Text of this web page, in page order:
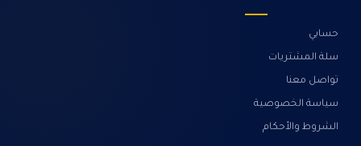
حسابي
سلة المشتريات
تواصل معنا
سياسة الخصوصية
الشروط والأحكام